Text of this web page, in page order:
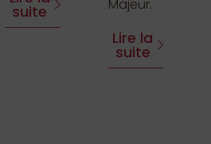
suite Majeur.
Lire la
suite